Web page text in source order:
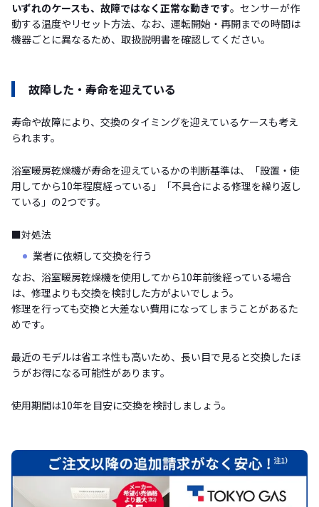
いずれのケースも、故障ではなく正常な動きです。センサーが作
動する温度やリセット方法、なお、運転開始・再開までの時間は
機器ごとに異なるため、取扱説明書を確認してください。
故障した・寿命を迎えている
寿命や故障により、交換のタイミングを迎えているケースも考え
られます。
浴室暖房乾燥機が寿命を迎えているかの判断基準は、「設置・使
用してから10年程度経っている」「不具合による修理を繰り返し
ている」の2つです。
■対処法
業者に依頼して交換を行う
なお、浴室暖房乾燥機を使用してから10年前後経っている場合
は、修理よりも交換を検討した方がよいでしょう。
修理を行っても交換と大差ない費用になってしまうことがあるた
めです。
最近のモデルは省エネ性も高いため、長い目で見ると交換したほ
うがお得になる可能性があります。
使用期間は10年を目安に交換を検討しましょう。